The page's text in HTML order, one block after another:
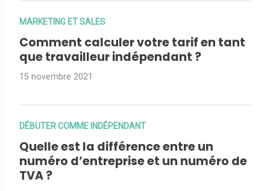
MARKETING ET SALES
Comment calculer votre tarif en tant
que travailleur indépendant ?
15 novembre 2021
DÉBUTER COMME INDÉPENDANT
Quelle est la différence entre un
numéro d’entreprise et un numéro de
TVA ?